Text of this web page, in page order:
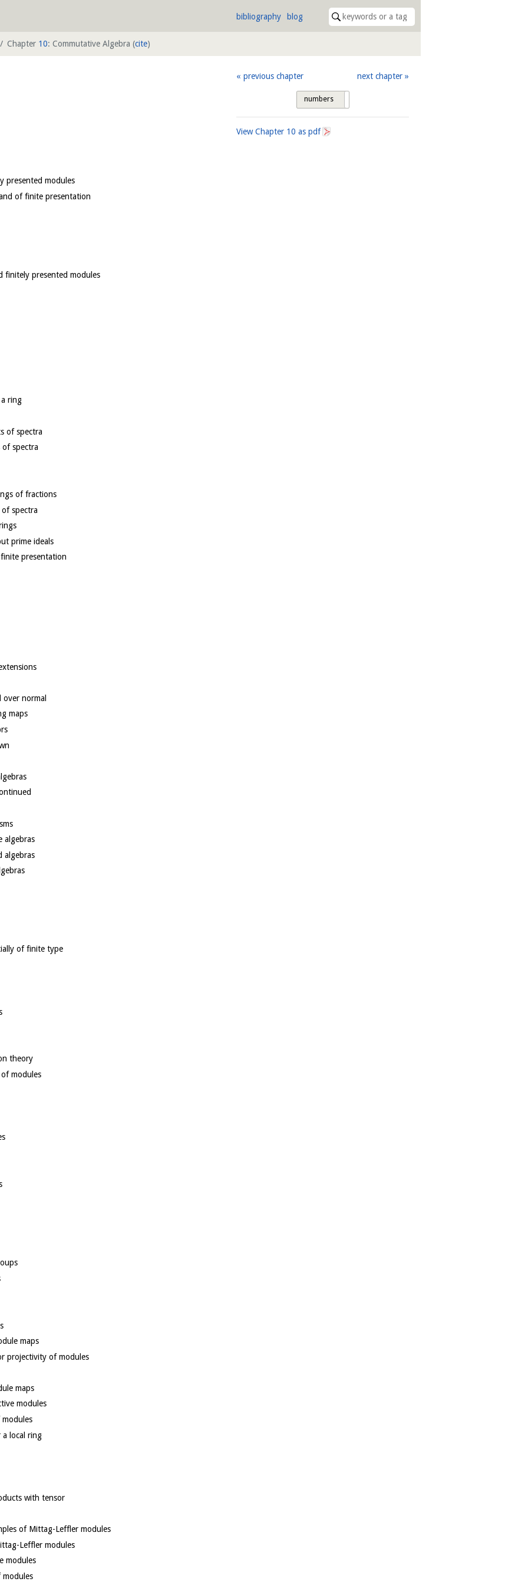
bibliography blog
Chapter 10: Commutative Algebra (cite)
presented modules
of finite presentation
finitely presented modules
with colimits
a ring
historical remark
of spectra
of spectra
of fractions
spectra
prime ideals
presentation
normal
maps
of flatness
algebras
algebras
of finite type
theory
modules
sequences
maps
projectivity of modules
maps
modules
a local ring
with tensor
of Mittag-Leffler modules
Leffler modules
modules
modules
previous chapter next chapter
numbers
View Chapter 10 as pdf